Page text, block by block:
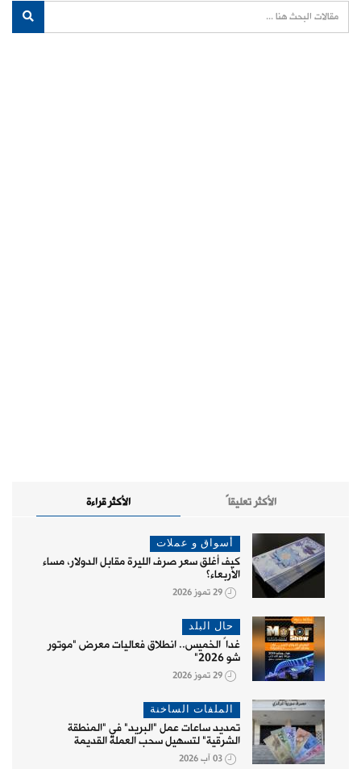
الأكثر قراءة الأكثر تعليقاً
أسواق و عملات
كيف أغلق سعر صرف الليرة مقابل الدولار، مساء
الأربعاء؟
29 تموز 2026
حال البلد
غداً الخميس.. انطلاق فعاليات معرض "موتور
شو 2026"
29 تموز 2026
الملفات الساخنة
تمديد ساعات عمل "البريد" في "المنطقة
الشرقية" لتسهيل سحب العملة القديمة
03 آب 2026